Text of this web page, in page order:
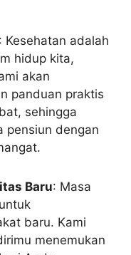
: Kesehatan adalah
hidup kita,
akan
panduan praktis
sehingga
pensiun dengan
Baru: Masa
baru. Kami
menemukan